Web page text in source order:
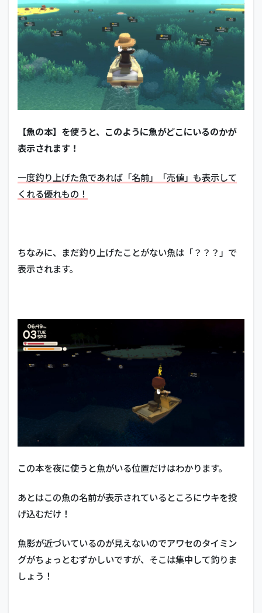
【魚の本】を使うと、このように魚がどこにいるのかが
表示されます！
一度釣り上げた魚であれば「名前」「売値」も表示して
くれる優れもの！
ちなみに、まだ釣り上げたことがない魚は「？？？」で
表示されます。
この本を夜に使うと魚がいる位置だけはわかります。
あとはこの魚の名前が表示されているところにウキを投
げ込むだけ！
魚影が近づいているのが見えないのでアワセのタイミン
グがちょっとむずかしいですが、そこは集中して釣りま
しょう！